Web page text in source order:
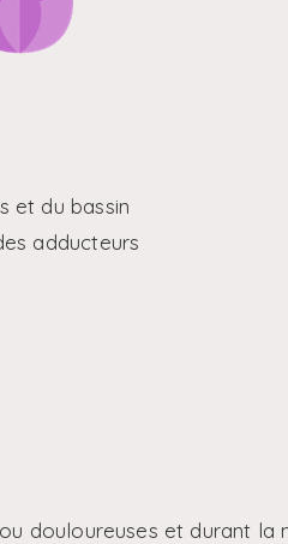
et du bassin
adducteurs
douloureuses et durant la